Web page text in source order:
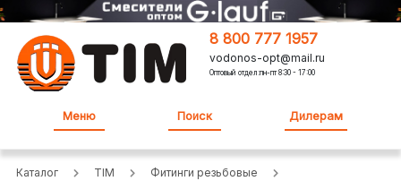
8 800 777 1957
vodonos-opt@mail.ru
Оптовый отдел:пн-пт 8:30 - 17:00
Меню Поиск Дилерам
Каталог TIM Фитинги резьбовые